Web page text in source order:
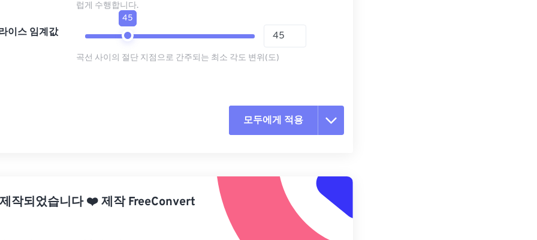
럽게 수행합니다.
이스 임계값
45
곡선 사이의 절단 지점으로 간주되는 최소 각도 변위(도)
모두에게 적용
사전 설정에서 적용
사전 설정으로 저장
작되었습니다❤️제작FreeConvert